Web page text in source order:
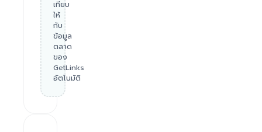
เทียบ
ให้
กับ
ข้อมูล
ตลาด
ของ
GetLinks
อัตโนมัติ